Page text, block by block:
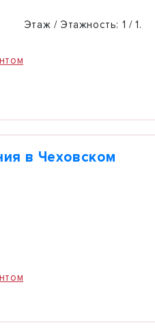
Этаж / Этажность: 1 / 1.
в Чеховском